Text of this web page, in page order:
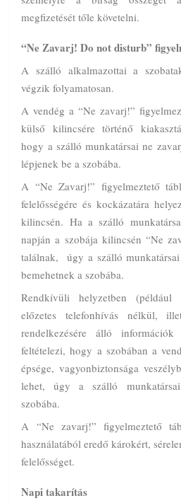
megfizetését tőle követelni.
“Ne Zavarj! Do not disturb”
A szálló alkalmazottai a
végzik folyamatosan.
A vendég a “Ne zavarj!”
külső kilincsére történő
hogy a szálló munkatársai ne
lépjenek be a szobába.
A “Ne Zavarj!” figyelmeztető
felelősségére és kockázatára
kilincsén. Ha a szálló
napján a szobája kilincsén “Ne
találnak, úgy a szálló
bemehetnek a szobába.
Rendkívüli helyzetben (például
előzetes telefonhívás nélkül,
rendelkezésére álló információk
feltételezi, hogy a szobában a
épsége, vagyonbiztonsága
lehet, úgy a szálló
szobába.
A “Ne zavarj!” figyelmeztető
használatából eredő károkért,
felelősséget.
Napi takarítás